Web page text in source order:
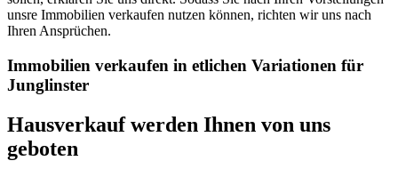
unsre Immobilien verkaufen nutzen können, richten wir uns nach
Ihren Ansprüchen.
Immobilien verkaufen in etlichen Variationen für
Junglinster
Hausverkauf werden Ihnen von uns
geboten